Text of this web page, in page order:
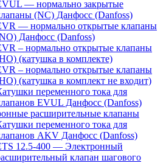
— нормально закрытые
(NC) Данфосс (Danfoss)
— нормально открытые клапаны
Данфосс (Danfoss)
– нормально открытые клапаны
(катушка в комплекте)
– нормально открытые клапаны
(катушка в комплект не входит)
переменного тока для
EVUL Данфосс (Danfoss)
расширительные клапаны
переменного тока для
AKV Данфосс (Danfoss)
12.5-400 — Электронный
клапан шагового